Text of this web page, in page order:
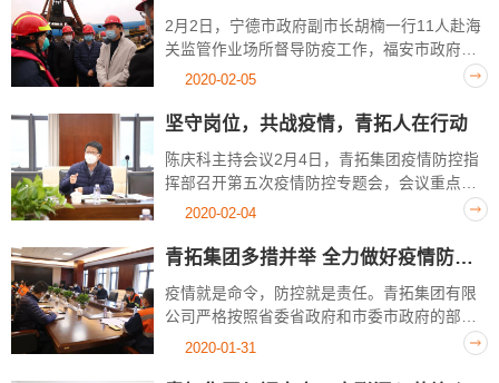
2月2日，宁德市政府副市长胡楠一行11人赴海
关监管作业场所督导防疫工作，福安市政府市
长钟宜国，副市长、公安局局长蔡立新，人大
裁陈庆科、行政总经理钟盛江给予热情接...
2020-02-05
坚守岗位，共战疫情，青拓人在行动
陈庆科主持会议2月4日，青拓集团疫情防控指
挥部召开第五次疫情防控专题会，会议重点对
各种措施取得的成效进行总结，并对下一阶段
调必须落实做细各项工作，确保企业有效开...
2020-02-04
青拓集团多措并举 全力做好疫情防控工作
疫情就是命令，防控就是责任。青拓集团有限
公司严格按照省委省政府和市委市政府的部署
要求，把疫情防控作为首要任务，集团及各子
2020-01-31